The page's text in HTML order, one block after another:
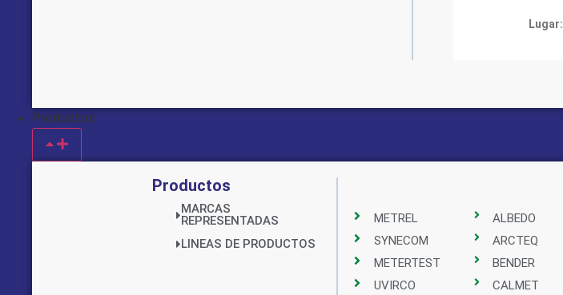
Lugar:
Productos
Productos
MARCAS
REPRESENTADAS
LINEAS DE PRODUCTOS
METREL
SYNECOM
METERTEST
UVIRCO
ALBEDO
ARCTEQ
BENDER
CALMET